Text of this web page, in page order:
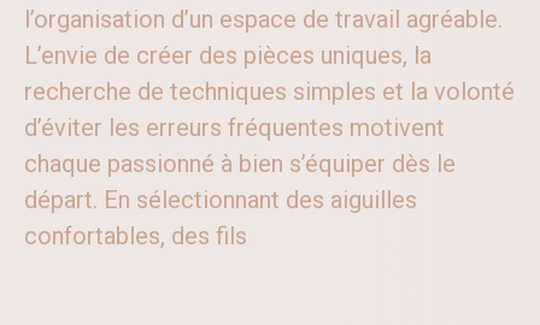
l’organisation d’un espace de travail agréable.
L’envie de créer des pièces uniques, la
recherche de techniques simples et la volonté
d’éviter les erreurs fréquentes motivent
chaque passionné à bien s’équiper dès le
départ. En sélectionnant des aiguilles
confortables, des fils